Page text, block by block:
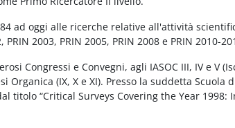
ad oggi alle ricerche relative all'attività
2003, PRIN 2005, PRIN 2008 e PRIN 2010-
Congressi e Convegni, agli IASOC III, IV e V
Organica (IX, X e XI). Presso la suddetta
titolo “Critical Surveys Covering the Year